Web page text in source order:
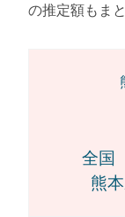
の推定額もま
全国
熊